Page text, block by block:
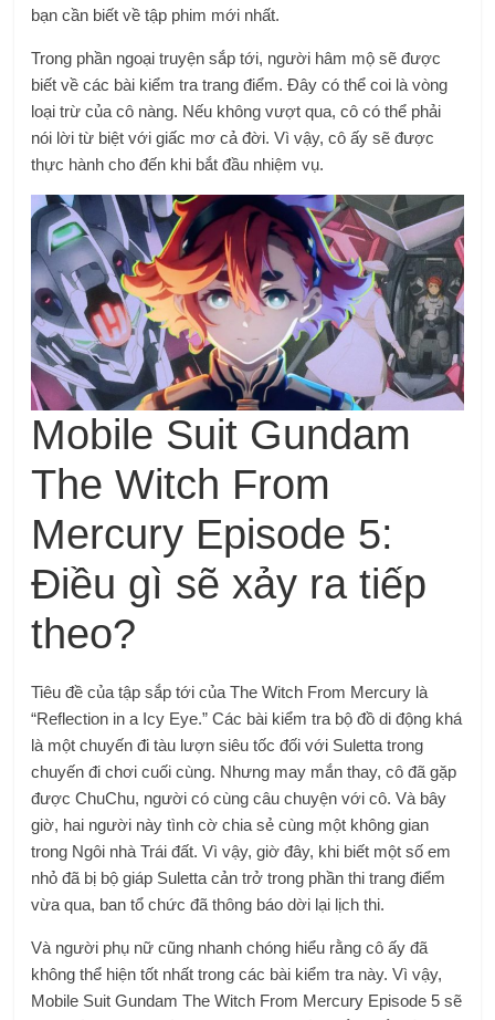
bạn cần biết về tập phim mới nhất.
Trong phần ngoại truyện sắp tới, người hâm mộ sẽ được
biết về các bài kiểm tra trang điểm. Đây có thể coi là vòng
loại trừ của cô nàng. Nếu không vượt qua, cô có thể phải
nói lời từ biệt với giấc mơ cả đời. Vì vậy, cô ấy sẽ được
thực hành cho đến khi bắt đầu nhiệm vụ.
Mobile Suit Gundam
The Witch From
Mercury Episode 5:
Điều gì sẽ xảy ra tiếp
theo?
Tiêu đề của tập sắp tới của The Witch From Mercury là
“Reflection in a Icy Eye.” Các bài kiểm tra bộ đồ di động khá
là một chuyến đi tàu lượn siêu tốc đối với Suletta trong
chuyến đi chơi cuối cùng. Nhưng may mắn thay, cô đã gặp
được ChuChu, người có cùng câu chuyện với cô. Và bây
giờ, hai người này tình cờ chia sẻ cùng một không gian
trong Ngôi nhà Trái đất. Vì vậy, giờ đây, khi biết một số em
nhỏ đã bị bộ giáp Suletta cản trở trong phần thi trang điểm
vừa qua, ban tổ chức đã thông báo dời lại lịch thi.
Và người phụ nữ cũng nhanh chóng hiểu rằng cô ấy đã
không thể hiện tốt nhất trong các bài kiểm tra này. Vì vậy,
Mobile Suit Gundam The Witch From Mercury Episode 5 sẽ